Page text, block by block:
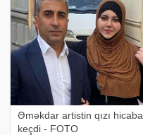
şousunda bildirib. . Xuraman
hicabsı
Əməkdar artistin qızı hicaba
keçdi - FOTO